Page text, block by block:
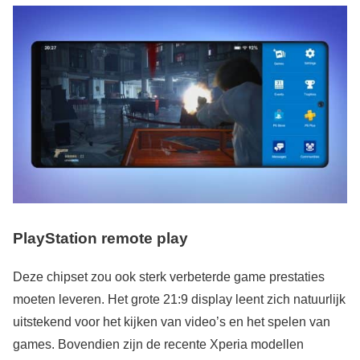
PlayStation remote play
Deze chipset zou ook sterk verbeterde game prestaties
moeten leveren. Het grote 21:9 display leent zich natuurlijk
uitstekend voor het kijken van video’s en het spelen van
games. Bovendien zijn de recente Xperia modellen